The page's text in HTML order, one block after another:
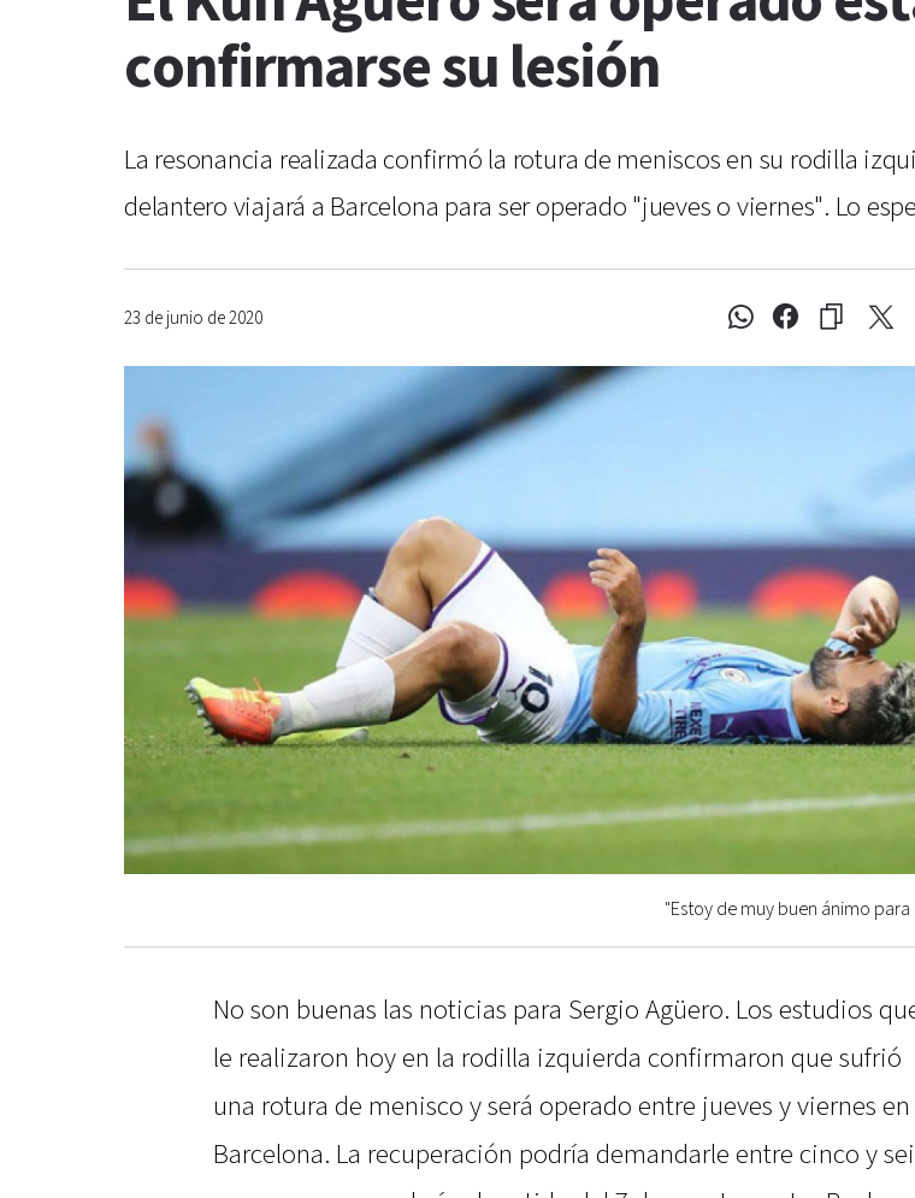
confirmarse su lesión
La resonancia realizada confirmó la rotura de meniscos en su rodilla
delantero viajará a Barcelona para ser operado "jueves o viernes". Lo
23 de junio de 2020
"Estoy de muy buen ánimo
No son buenas las noticias para Sergio Agüero. Los estudios
le realizaron hoy en la rodilla izquierda confirmaron que sufrió
una rotura de menisco y será operado entre jueves y viernes en
Barcelona. La recuperación podría demandarle entre cinco y